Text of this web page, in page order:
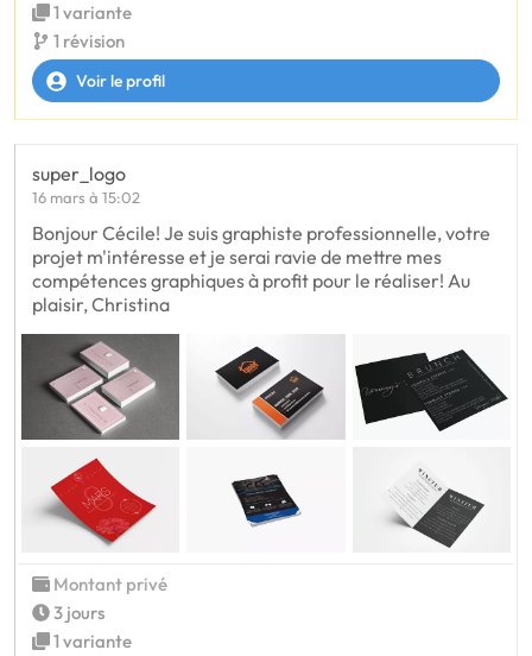
1 variante
1 révision
Voir le profil
super_logo
16 mars à 15:02
Bonjour Cécile! Je suis graphiste professionnelle, votre
projet m'intéresse et je serai ravie de mettre mes
compétences graphiques à profit pour le réaliser! Au
plaisir, Christina
Montant privé
3 jours
1 variante